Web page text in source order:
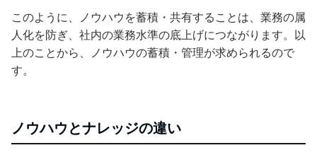
このように、ノウハウを蓄積・共有することは、業務の属
人化を防ぎ、社内の業務水準の底上げにつながります。以
上のことから、ノウハウの蓄積・管理が求められるので
す。
ノウハウとナレッジの違い